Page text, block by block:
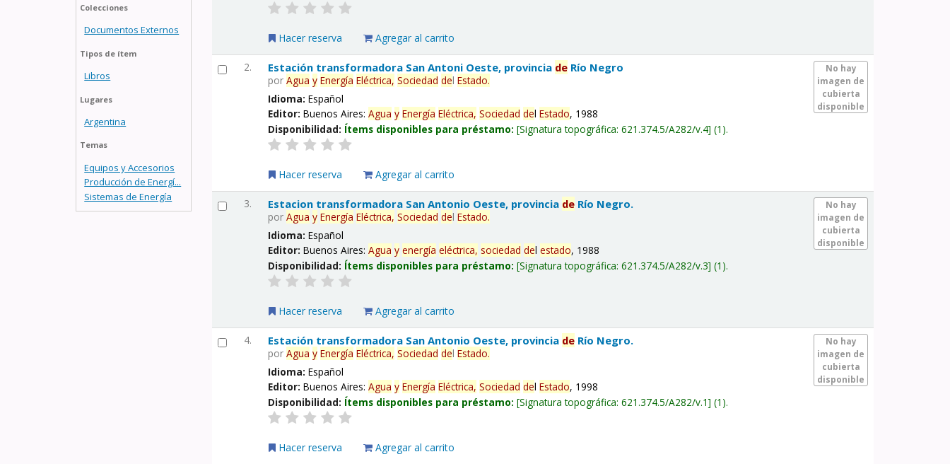
Colecciones
Documentos Externos
Tipos de ítem
Libros
Lugares
Argentina
Temas
Equipos y Accesorios
Producción de Energí...
Sistemas de Energía
Hacer reserva Agregar al carrito
2.
No hay
imagen de
cubierta
disponible
Estación transformadora San Antoni Oeste, provincia de Río Negro
porAgua y Energía Eléctrica, Sociedad delEstado.
Idioma:Español
Editor:Buenos Aires:Agua y Energía Eléctrica, Sociedad delEstado, 1988
Disponibilidad: Ítems disponibles para préstamo: Signatura topográfica:621.374.5/A282/v.4 (1).
Hacer reserva Agregar al carrito
3.
No hay
imagen de
cubierta
disponible
Estacion transformadora San Antonio Oeste, provincia de Río Negro.
porAgua y Energía Eléctrica, Sociedad delEstado.
Idioma:Español
Editor:Buenos Aires:Agua y energía eléctrica, sociedad delestado, 1988
Disponibilidad: Ítems disponibles para préstamo: Signatura topográfica:621.374.5/A282/v.3 (1).
Hacer reserva Agregar al carrito
4.
No hay
imagen de
cubierta
disponible
Estación transformadora San Antonio Oeste, provincia de Río Negro.
porAgua y Energía Eléctrica, Sociedad delEstado.
Idioma:Español
Editor:Buenos Aires:Agua y Energía Eléctrica, Sociedad delEstado, 1998
Disponibilidad: Ítems disponibles para préstamo: Signatura topográfica:621.374.5/A282/v.1 (1).
Hacer reserva Agregar al carrito